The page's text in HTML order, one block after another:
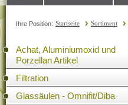
Ihre Position: Startseite Sortiment
Achat, Aluminiumoxid und
Porzellan Artikel
Filtration
Glassäulen - Omnifit/Diba